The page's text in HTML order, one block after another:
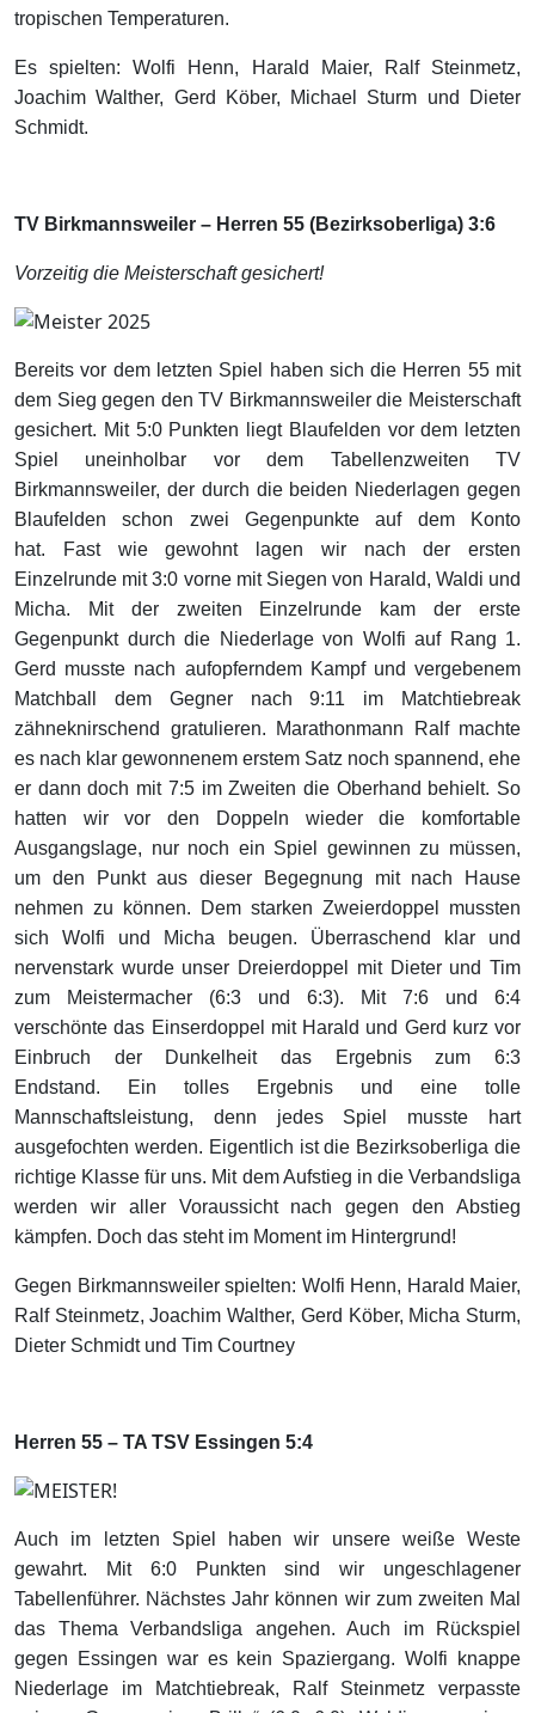
tropischen Temperaturen.
Es spielten: Wolfi Henn, Harald Maier, Ralf Steinmetz,
Joachim Walther, Gerd Köber, Michael Sturm und Dieter
Schmidt.
TV Birkmannsweiler – Herren 55 (Bezirksoberliga) 3:6
Vorzeitig die Meisterschaft gesichert!
Bereits vor dem letzten Spiel haben sich die Herren 55 mit
dem Sieg gegen den TV Birkmannsweiler die Meisterschaft
gesichert. Mit 5:0 Punkten liegt Blaufelden vor dem letzten
Spiel uneinholbar vor dem Tabellenzweiten TV
Birkmannsweiler, der durch die beiden Niederlagen gegen
Blaufelden schon zwei Gegenpunkte auf dem Konto
hat. Fast wie gewohnt lagen wir nach der ersten
Einzelrunde mit 3:0 vorne mit Siegen von Harald, Waldi und
Micha. Mit der zweiten Einzelrunde kam der erste
Gegenpunkt durch die Niederlage von Wolfi auf Rang 1.
Gerd musste nach aufopferndem Kampf und vergebenem
Matchball dem Gegner nach 9:11 im Matchtiebreak
zähneknirschend gratulieren. Marathonmann Ralf machte
es nach klar gewonnenem erstem Satz noch spannend, ehe
er dann doch mit 7:5 im Zweiten die Oberhand behielt. So
hatten wir vor den Doppeln wieder die komfortable
Ausgangslage, nur noch ein Spiel gewinnen zu müssen,
um den Punkt aus dieser Begegnung mit nach Hause
nehmen zu können. Dem starken Zweierdoppel mussten
sich Wolfi und Micha beugen. Überraschend klar und
nervenstark wurde unser Dreierdoppel mit Dieter und Tim
zum Meistermacher (6:3 und 6:3). Mit 7:6 und 6:4
verschönte das Einserdoppel mit Harald und Gerd kurz vor
Einbruch der Dunkelheit das Ergebnis zum 6:3
Endstand. Ein tolles Ergebnis und eine tolle
Mannschaftsleistung, denn jedes Spiel musste hart
ausgefochten werden. Eigentlich ist die Bezirksoberliga die
richtige Klasse für uns. Mit dem Aufstieg in die Verbandsliga
werden wir aller Voraussicht nach gegen den Abstieg
kämpfen. Doch das steht im Moment im Hintergrund!
Gegen Birkmannsweiler spielten: Wolfi Henn, Harald Maier,
Ralf Steinmetz, Joachim Walther, Gerd Köber, Micha Sturm,
Dieter Schmidt und Tim Courtney
Herren 55 – TA TSV Essingen 5:4
Auch im letzten Spiel haben wir unsere weiße Weste
gewahrt. Mit 6:0 Punkten sind wir ungeschlagener
Tabellenführer. Nächstes Jahr können wir zum zweiten Mal
das Thema Verbandsliga angehen. Auch im Rückspiel
gegen Essingen war es kein Spaziergang. Wolfi knappe
Niederlage im Matchtiebreak, Ralf Steinmetz verpasste